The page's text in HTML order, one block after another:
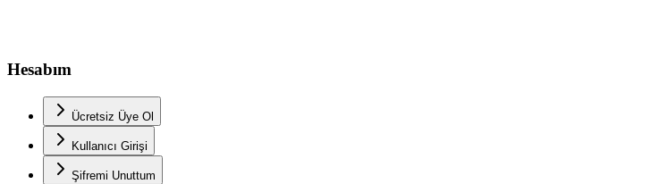
Hesabım
Ücretsiz Üye Ol
Kullanıcı Girişi
Şifremi Unuttum